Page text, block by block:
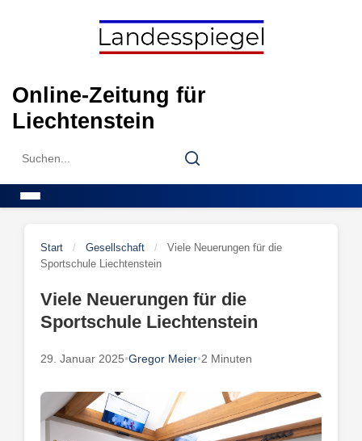
Online-Zeitung für
Liechtenstein
Search
Search
Start / Gesellschaft /
Viele Neuerungen für die
Sportschule Liechtenstein
Viele Neuerungen für die
Sportschule Liechtenstein
29. Januar 2025•Gregor Meier•2 Minuten